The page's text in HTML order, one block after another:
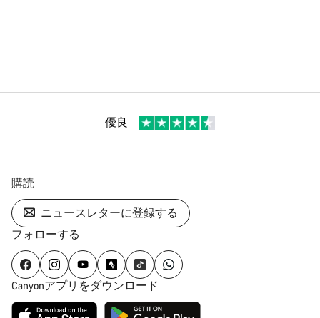
優良
購読
ニュースレターに登録する
フォローする
Canyonアプリをダウンロード